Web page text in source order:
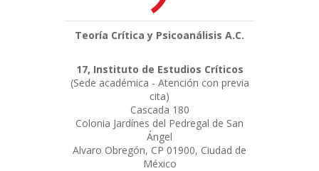
Teoría Crítica y Psicoanálisis A.C.
17, Instituto de Estudios Críticos
(Sede académica - Atención con previa
cita)
Cascada 180
Colonia Jardínes del Pedregal de San
Ángel
Alvaro Obregón, CP 01900, Ciudad de
México